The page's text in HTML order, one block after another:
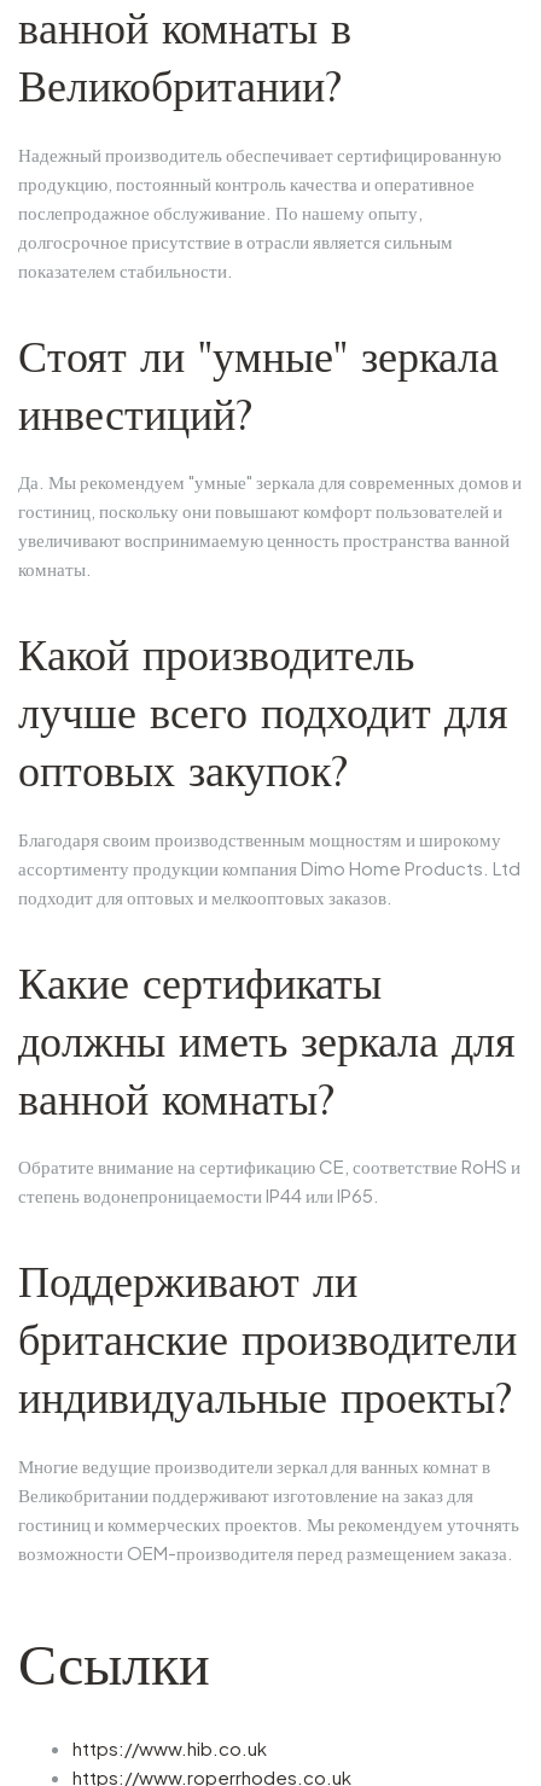
ванной комнаты в
Великобритании?
Надежный производитель обеспечивает сертифицированную
продукцию, постоянный контроль качества и оперативное
послепродажное обслуживание. По нашему опыту,
долгосрочное присутствие в отрасли является сильным
показателем стабильности.
Стоят ли "умные" зеркала
инвестиций?
Да. Мы рекомендуем "умные" зеркала для современных домов и
гостиниц, поскольку они повышают комфорт пользователей и
увеличивают воспринимаемую ценность пространства ванной
комнаты.
Какой производитель
лучше всего подходит для
оптовых закупок?
Благодаря своим производственным мощностям и широкому
ассортименту продукции компания Dimo Home Products. Ltd
подходит для оптовых и мелкооптовых заказов.
Какие сертификаты
должны иметь зеркала для
ванной комнаты?
Обратите внимание на сертификацию CE, соответствие RoHS и
степень водонепроницаемости IP44 или IP65.
Поддерживают ли
британские производители
индивидуальные проекты?
Многие ведущие производители зеркал для ванных комнат в
Великобритании поддерживают изготовление на заказ для
гостиниц и коммерческих проектов. Мы рекомендуем уточнять
возможности OEM-производителя перед размещением заказа.
Ссылки
https://www.hib.co.uk
https://www.roperrhodes.co.uk